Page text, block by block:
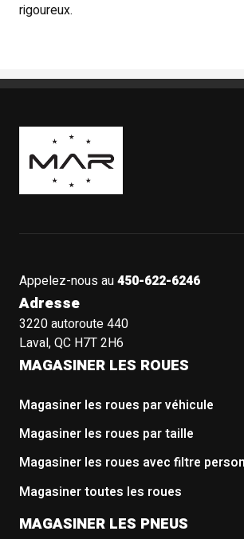
rigoureux.
Boutique Mags à Rabais
Appelez-nous au450-622-6246
Adresse
3220 autoroute 440
Laval, QC H7T 2H6
MAGASINER LES ROUES
Magasiner les roues par véhicule
Magasiner les roues par taille
Magasiner les roues avec filtre
Magasiner toutes les roues
MAGASINER LES PNEUS